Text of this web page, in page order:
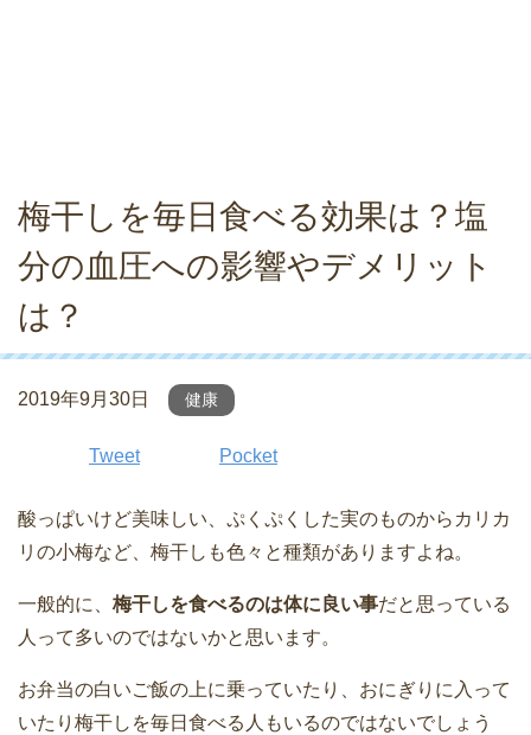
梅干しを毎日食べる効果は？塩
分の血圧への影響やデメリット
は？
2019年9月30日 健康
Tweet Pocket
酸っぱいけど美味しい、ぷくぷくした実のものからカリカ
リの小梅など、梅干しも色々と種類がありますよね。
一般的に、 梅干しを食べるのは体に良い事だと思っている
人って多いのではないかと思います。
お弁当の白いご飯の上に乗っていたり、おにぎりに入って
いたり梅干しを毎日食べる人もいるのではないでしょう